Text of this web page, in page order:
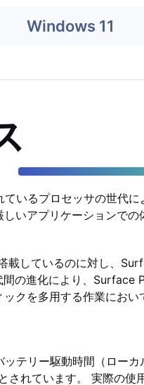
Windows 11
いるプロセッサの世代に
いアプリケーションでの
しているのに対し、
の進化により、Surface
クを多用する作業にお
テリー駆動時間（ローカ
されています。 実際の使